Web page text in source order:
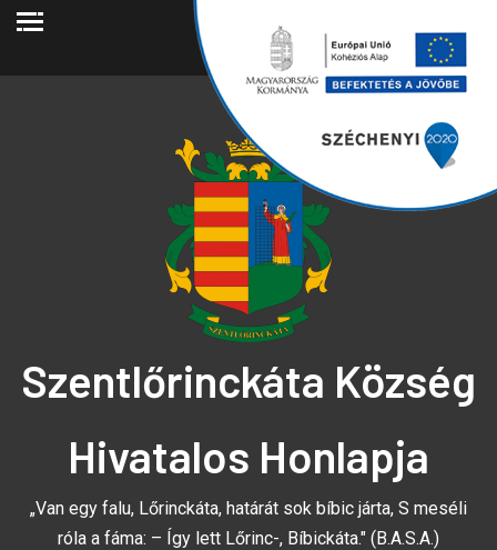
Szentlőrinckáta Község
Hivatalos Honlapja
„Van egy falu, Lőrinckáta, határát sok bíbic járta, S meséli
róla a fáma: – Így lett Lőrinc-, Bíbickáta." (B.A.S.A.)